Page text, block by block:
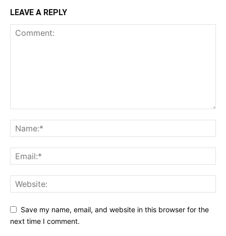
LEAVE A REPLY
Save my name, email, and website in this browser for the
next time I comment.